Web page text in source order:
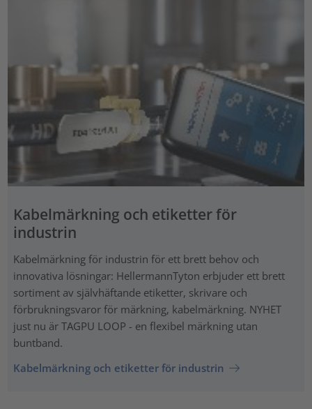
Kabelmärkning och etiketter för
industrin
Kabelmärkning för industrin för ett brett behov och
innovativa lösningar: HellermannTyton erbjuder ett brett
sortiment av självhäftande etiketter, skrivare och
förbrukningsvaror för märkning, kabelmärkning. NYHET
just nu är TAGPU LOOP - en flexibel märkning utan
buntband.
Kabelmärkning och etiketter för industrin